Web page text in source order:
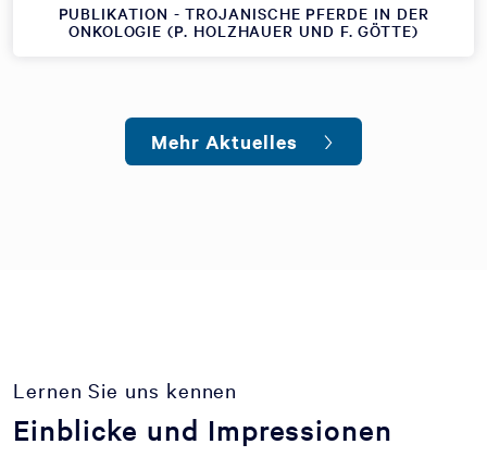
PUBLIKATION - TROJANISCHE PFERDE IN DER
ONKOLOGIE (P. HOLZHAUER UND F. GÖTTE)
Mehr Aktuelles
Lernen Sie uns kennen
Einblicke und Impressionen